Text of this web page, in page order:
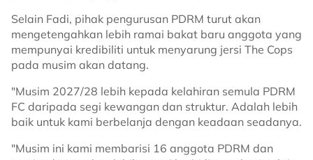
Selain Fadi, pihak pengurusan PDRM turut akan
mengetengahkan lebih ramai bakat baru anggota yang
mempunyai kredibiliti untuk menyarung jersi The Cops
pada musim akan datang.
"Musim 2027/28 lebih kepada kelahiran semula PDRM
FC daripada segi kewangan dan struktur. Adalah lebih
baik untuk kami berbelanja dengan keadaan seadanya.
"Musim ini kami membarisi 16 anggota PDRM dan